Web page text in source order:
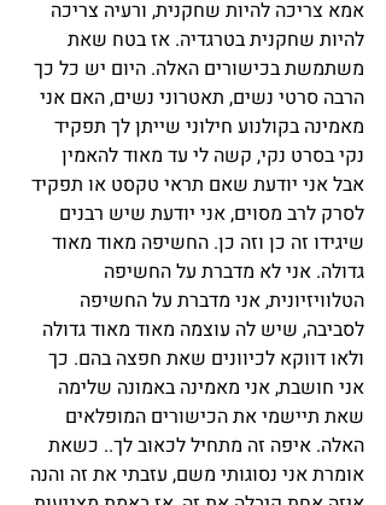
אמא צריכה להיות שחקנית, ורעיה צריכה
להיות שחקנית בטרגדיה. אז בטח שאת
משתמשת בכישורים האלה. היום יש כל כך
הרבה סרטי נשים, תאטרוני נשים, האם אני
מאמינה בקולנוע חילוני שייתן לך תפקיד
נקי בסרט נקי, קשה לי עד מאוד להאמין
אבל אני יודעת שאם תראי טקסט או תפקיד
לסרק לרב מסוים, אני יודעת שיש רבנים
שיגידו זה כן וזה כן. החשיפה מאוד מאוד
גדולה. אני לא מדברת על החשיפה
הטלוויזיונית, אני מדברת על החשיפה
לסביבה, שיש לה עוצמה מאוד מאוד גדולה
ולאו דווקא לכיוונים שאת חפצה בהם. כך
אני חושבת, אני מאמינה באמונה שלימה
שאת תיישמי את הכישורים המופלאים
האלה. איפה זה מתחיל לכאוב לך.. כשאת
אומרת אני נסוגותי משם, עזבתי את זה והנה